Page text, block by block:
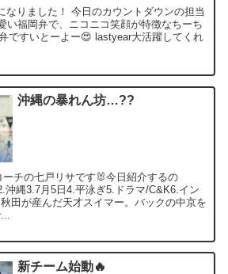
なりました！ 今日のカウントダウンの担当
い福岡弁で、ニコニコ笑顔が特徴なちーち
ですいとーよー😍 lastyear大活躍してくれ
沖縄の暴れん坊…??
チの七戸リサです🐰今日紹介するの
縄3.7月5日4.平泳ぎ5.ドラマ/C&K6.イン
田が産んだ天才スイマー。バックの中京を
新チーム始動🔥